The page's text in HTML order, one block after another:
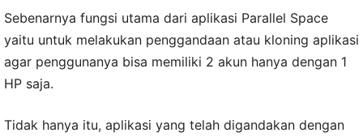
Sebenarnya fungsi utama dari aplikasi Parallel Space
yaitu untuk melakukan penggandaan atau kloning aplikasi
agar penggunanya bisa memiliki 2 akun hanya dengan 1
HP saja.
Tidak hanya itu, aplikasi yang telah digandakan dengan